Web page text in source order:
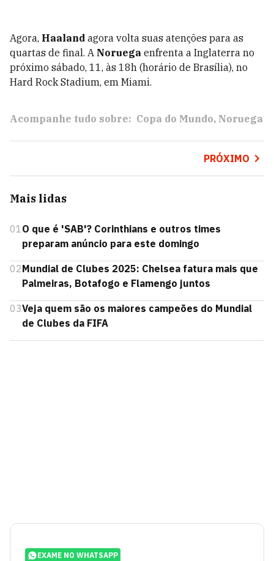
Agora, Haaland agora volta suas atenções para as
quartas de final. A Noruega enfrenta a Inglaterra no
próximo sábado, 11, às 18h (horário de Brasília), no
Hard Rock Stadium, em Miami.
Acompanhe tudo sobre: Copa do Mundo Noruega
PRÓXIMO
Mais lidas
01O que é 'SAB'? Corinthians e outros times
preparam anúncio para este domingo
02Mundial de Clubes 2025: Chelsea fatura mais que
Palmeiras, Botafogo e Flamengo juntos
03Veja quem são os maiores campeões do Mundial
de Clubes da FIFA
EXAME NO WHATSAPP